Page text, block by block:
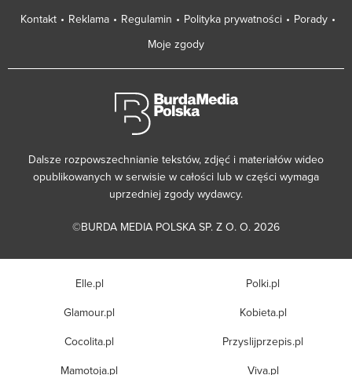
Kontakt Reklama Regulamin Polityka prywatności
Porady
Moje zgody
Dalsze rozpowszechnianie tekstów, zdjęć i materiałów wideo
opublikowanych w serwisie w całości lub w części wymaga
uprzedniej zgody wydawcy.
©BURDA MEDIA POLSKA SP. Z O. O. 2026
Elle.pl
Glamour.pl
Cocolita.pl
Mamotoja.pl
Polki.pl
Kobieta.pl
Przyslijprzepis.pl
Viva.pl